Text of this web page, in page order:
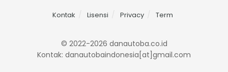
Kontak Lisensi Privacy Term
© 2022-2026 danautoba.co.id
Kontak: danautobaindonesia[at]gmail.com